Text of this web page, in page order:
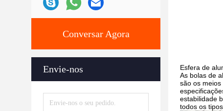
Conversar Agora
Envie-nos Esfera de
As bolas de
são os
estabilidade
todos os